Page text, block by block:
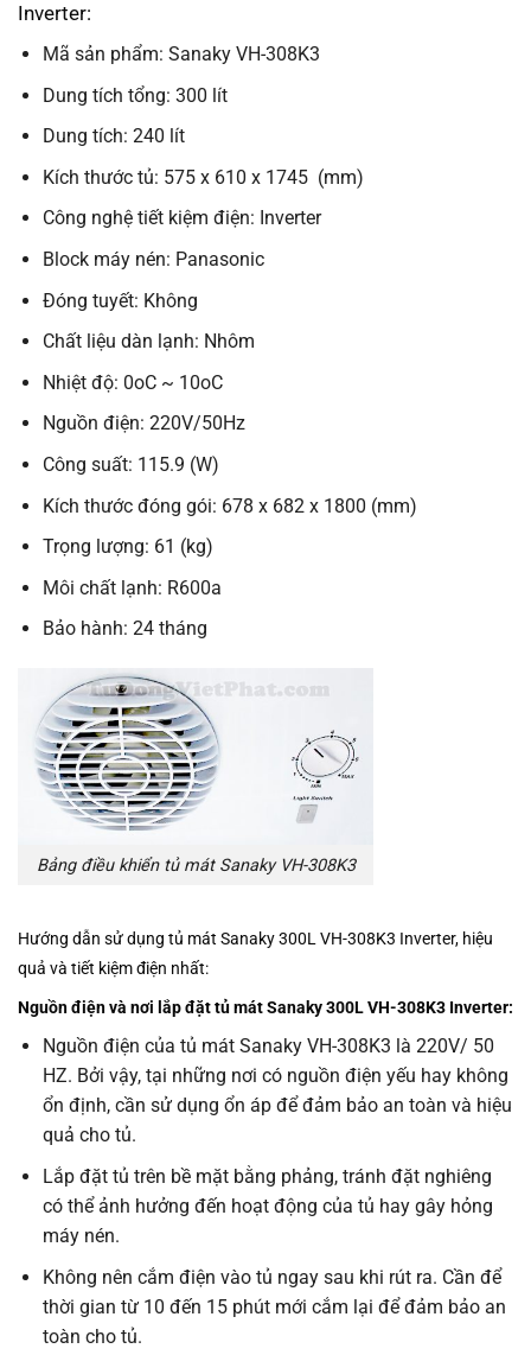
Inverter:
Mã sản phẩm: Sanaky VH-308K3
Dung tích tổng: 300 lít
Dung tích: 240 lít
Kích thước tủ: 575 x 610 x 1745 (mm)
Công nghệ tiết kiệm điện: Inverter
Block máy nén: Panasonic
Đóng tuyết: Không
Chất liệu dàn lạnh: Nhôm
Nhiệt độ: 0oC ~ 10oC
Nguồn điện: 220V/50Hz
Công suất: 115.9 (W)
Kích thước đóng gói: 678 x 682 x 1800 (mm)
Trọng lượng: 61 (kg)
Môi chất lạnh: R600a
Bảo hành: 24 tháng
Bảng điều khiển tủ mát Sanaky VH-308K3
Hướng dẫn sử dụng tủ mát Sanaky 300L VH-308K3 Inverter, hiệu
quả và tiết kiệm điện nhất:
Nguồn điện và nơi lắp đặt tủ mát Sanaky 300L VH-308K3 Inverter:
Nguồn điện của tủ mát Sanaky VH-308K3 là 220V/ 50
HZ. Bởi vậy, tại những nơi có nguồn điện yếu hay không
ổn định, cần sử dụng ổn áp để đảm bảo an toàn và hiệu
quả cho tủ.
Lắp đặt tủ trên bề mặt bằng phảng, tránh đặt nghiêng
có thể ảnh hưởng đến hoạt động của tủ hay gây hỏng
máy nén.
Không nên cắm điện vào tủ ngay sau khi rút ra. Cần để
thời gian từ 10 đến 15 phút mới cắm lại để đảm bảo an
toàn cho tủ.